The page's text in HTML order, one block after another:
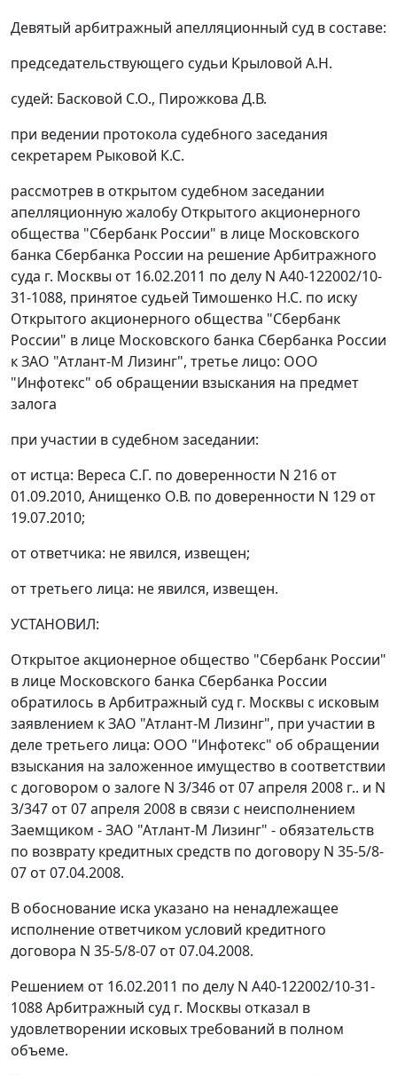
Девятый арбитражный апелляционный суд в составе:
председательствующего судьи Крыловой А.Н.
судей: Басковой С.О., Пирожкова Д.В.
при ведении протокола судебного заседания
секретарем Рыковой К.С.
рассмотрев в открытом судебном заседании
апелляционную жалобу Открытого акционерного
общества "Сбербанк России" в лице Московского
банка Сбербанка России на решение Арбитражного
суда г. Москвы от 16.02.2011 по делу N А40-122002/10-
31-1088, принятое судьей Тимошенко Н.С. по иску
Открытого акционерного общества "Сбербанк
России" в лице Московского банка Сбербанка России
к ЗАО "Атлант-М Лизинг", третье лицо: ООО
"Инфотекс" об обращении взыскания на предмет
залога
при участии в судебном заседании:
от истца: Вереса С.Г. по доверенности N 216 от
01.09.2010, Анищенко О.В. по доверенности N 129 от
19.07.2010;
от ответчика: не явился, извещен;
от третьего лица: не явился, извещен.
УСТАНОВИЛ:
Открытое акционерное общество "Сбербанк России"
в лице Московского банка Сбербанка России
обратилось в Арбитражный суд г. Москвы с исковым
заявлением к ЗАО "Атлант-М Лизинг", при участии в
деле третьего лица: ООО "Инфотекс" об обращении
взыскания на заложенное имущество в соответствии
с договором о залоге N 3/346 от 07 апреля 2008 г.. и N
3/347 от 07 апреля 2008 в связи с неисполнением
Заемщиком - ЗАО "Атлант-М Лизинг" - обязательств
по возврату кредитных средств по договору N 35-5/8-
07 от 07.04.2008.
В обоснование иска указано на ненадлежащее
исполнение ответчиком условий кредитного
договора N 35-5/8-07 от 07.04.2008.
Решением от 16.02.2011 по делу N А40-122002/10-31-
1088 Арбитражный суд г. Москвы отказал в
удовлетворении исковых требований в полном
объеме.